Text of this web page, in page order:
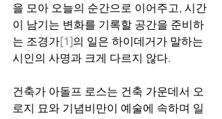
을 모아 오늘의 순간으로 이어주고, 시간
이 남기는 변화를 기록할 공간을 준비하
는 조경가[1]의 일은 하이데거가 말하는
시인의 사명과 크게 다르지 않다.
건축가 아돌프 로스는 건축 가운데서 오
로지 묘와 기념비만이 예술에 속하며 일